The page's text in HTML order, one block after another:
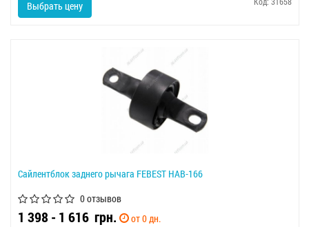
Выбрать цену
Сайлентблок заднего рычага FEBEST HAB-166
0 отзывов
1 398 - 1 616 грн.
от 0 дн.